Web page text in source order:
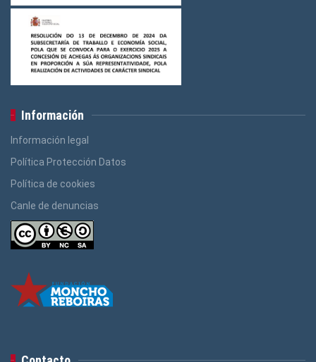
Información
Información legal
Política Protección Datos
Política de cookies
Canle de denuncias